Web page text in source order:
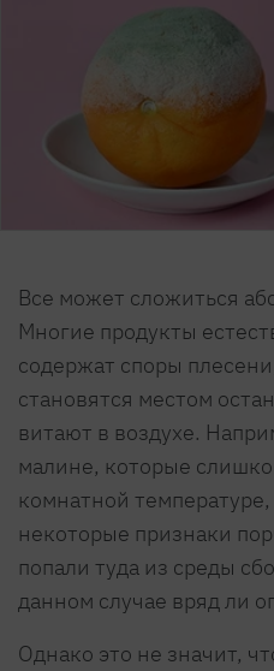
Все может сложиться
Многие продукты
содержат споры
становятся местом
витают в воздухе.
малине, которые
комнатной
некоторые признаки
попали туда из среды
данном случае вряд ли
Однако это не значит,